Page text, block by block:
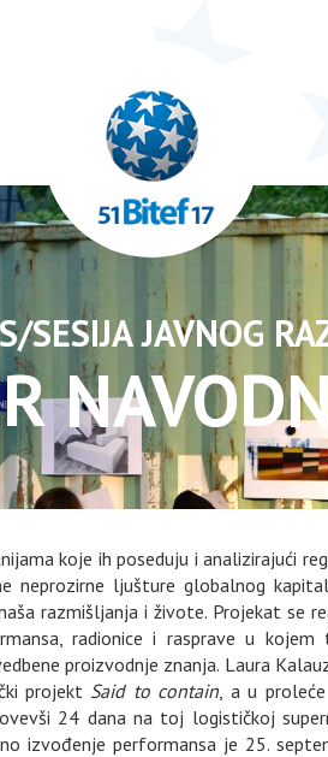
SESIJA JAVNOG
koje ih poseduju i analizirajući
neprozirne ljušture globalnog
razmišljanja i živote. Projekat se
radionice i rasprave u kojem
proizvodnje znanja. Laura
projekt Said to contain , a u
24 dana na toj logističkoj
izvođenje performansa je 25.